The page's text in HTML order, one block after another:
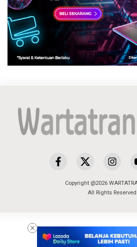
Copyright @2026
All Rights Reserved